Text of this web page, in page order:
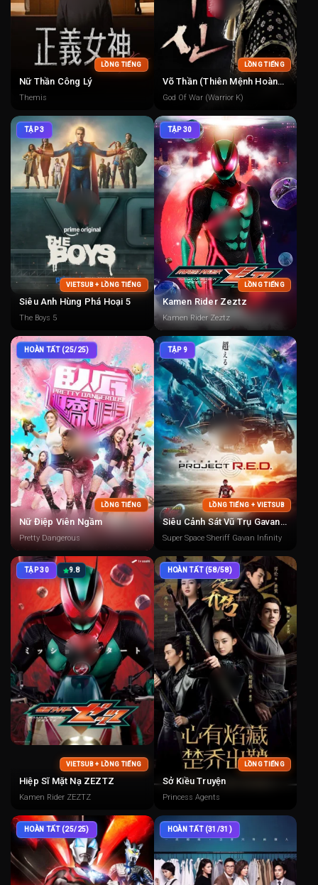
LỒNG TIẾNG
Nữ Thần Công Lý
Themis
LỒNG TIẾNG
Võ Thần (Thiên Mệnh Hoàng Đế)
God Of War (Warrior K)
TẬP 3
VIETSUB + LỒNG TIẾNG
Siêu Anh Hùng Phá Hoại 5
The Boys 5
TẬP 30
LỒNG TIẾNG
Kamen Rider Zeztz
Kamen Rider Zeztz
HOÀN TẤT (25/25)
LỒNG TIẾNG
Nữ Điệp Viên Ngầm
Pretty Dangerous
TẬP 9
LỒNG TIẾNG + VIETSUB
Siêu Cảnh Sát Vũ Trụ Gavan Infinity
Super Space Sheriff Gavan Infinity
TẬP 30 9.8
VIETSUB + LỒNG TIẾNG
Hiệp Sĩ Mặt Nạ ZEZTZ
Kamen Rider ZEZTZ
HOÀN TẤT (58/58)
LỒNG TIẾNG
Sở Kiều Truyện
Princess Agents
HOÀN TẤT (25/25) HOÀN TẤT (31/31)